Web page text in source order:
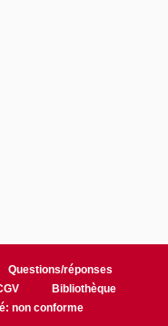
Questions/réponses
Bibliothèque
non conforme